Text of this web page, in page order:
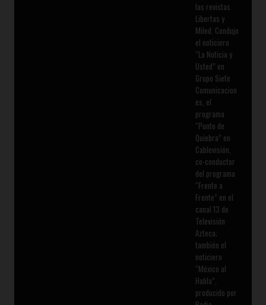
las revistas
Libertas y
Miled. Condujo
el noticiero
“La Noticia y
Usted” en
Grupo Siete
Comunicacion
es, el
programa
“Punto de
Quiebra” en
Cablevisión,
co-conductor
del programa
“Frente a
Frente” en el
canal 13 de
Televisión
Azteca;
también el
noticiero
“México al
Habla”,
producido por